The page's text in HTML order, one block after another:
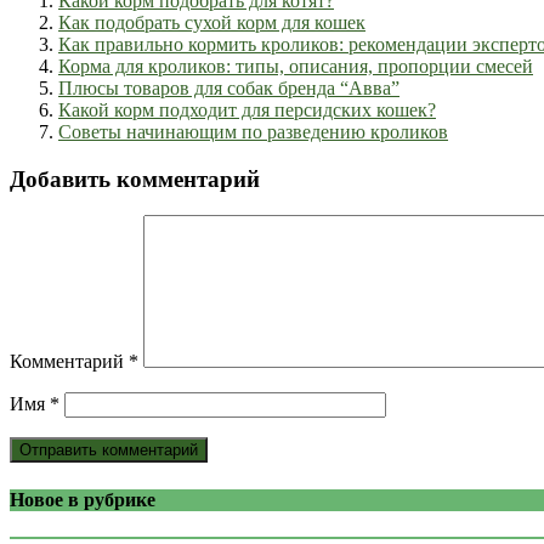
Как подобрать сухой корм для кошек
Как правильно кормить кроликов: рекомендации
Корма для кроликов: типы, описания, пропорции смесей
Плюсы товаров для собак бренда “Авва”
Какой корм подходит для персидских кошек?
Советы начинающим по разведению кроликов
Добавить комментарий
Комментарий *
Имя *
Новое в рубрике